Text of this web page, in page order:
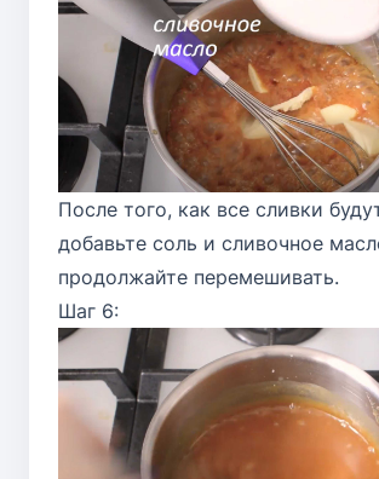
После того, как все сливки
добавьте соль и сливочное
продолжайте перемешивать.
Шаг 6: